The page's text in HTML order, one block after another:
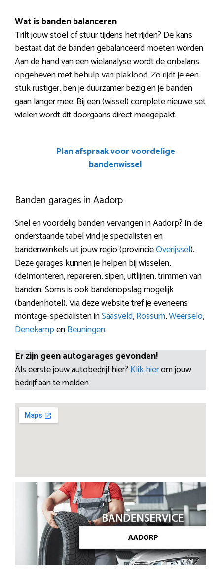
Wat is banden balanceren
Trilt jouw stoel of stuur tijdens het rijden? De kans
bestaat dat de banden gebalanceerd moeten worden.
Aan de hand van een wielanalyse wordt de onbalans
opgeheven met behulp van plaklood. Zo rijdt je een
stuk rustiger, ben je duurzamer bezig en je banden
gaan langer mee. Bij een (wissel) complete nieuwe set
wielen wordt dit doorgaans direct meegepakt.
Plan afspraak voor voordelige
bandenwissel
Banden garages in Aadorp
Snel en voordelig banden vervangen in Aadorp? In de
onderstaande tabel vind je specialisten en
bandenwinkels uit jouw regio (provincieOverijssel).
Deze garages kunnen je helpen bij wisselen,
(de)monteren, repareren, sipen, uitlijnen, trimmen van
banden. Soms is ook bandenopslag mogelijk
(bandenhotel). Via deze website tref je eveneens
montage-specialisten inSaasveld,Rossum,Weerselo,
DenekampenBeuningen.
Er zijn geen autogarages gevonden!
Als eerste jouw autobedrijf hier? Klik hierom jouw
bedrijf aan te melden